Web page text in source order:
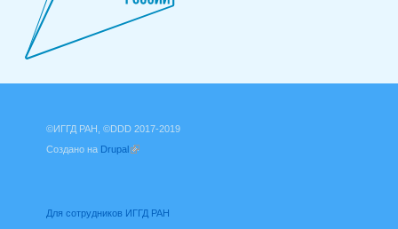
©ИГГД РАН, ©DDD 2017-2019
Создано на Drupal
Для сотрудников ИГГД РАН